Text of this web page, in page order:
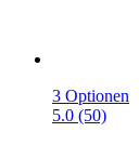
3 Optionen
5.0 (50)